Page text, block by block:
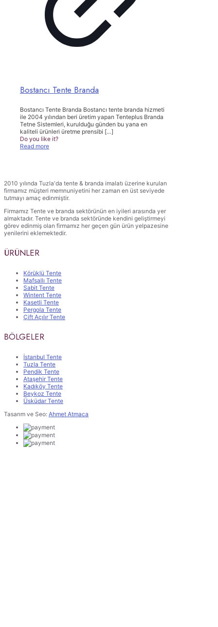
Bostancı Tente Branda
Bostancı Tente Branda Bostancı tente branda hizmeti
ile 2004 yılından beri üretim yapan Tenteplus Branda
Tetne Sistemleri, kurulduğu günden bu yana en
kaliteli ürünleri üretme prensibi […]
Do you like it?
Read more
2010 yılında Tuzla'da tente & branda imalatı üzerine kurulan
firmamız müşteri memnuniyetini her zaman en üst seviyede
tutmayı amaç edinmiştir.
Firmamız Tente ve branda sektörünün en iyileri arasında yer
almaktadır. Tente ve branda sektöründe kendini geliştirmeyi
görev edinmiş olan firmamız her geçen gün ürün yelpazesine
yenilerini eklemektedir.
ÜRÜNLER
Körüklü Tente
Mafsallı Tente
Sabit Tente
Wintent Tente
Kasetli Tente
Pergola Tente
Çift Açılır Tente
BÖLGELER
İstanbul Tente
Tuzla Tente
Pendik Tente
Ataşehir Tente
Kadıköy Tente
Beykoz Tente
Üsküdar Tente
Tasarım ve Seo: Ahmet Atmaca